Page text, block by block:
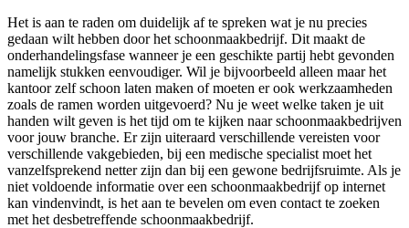
Het is aan te raden om duidelijk af te spreken wat je nu precies
gedaan wilt hebben door het schoonmaakbedrijf. Dit maakt de
onderhandelingsfase wanneer je een geschikte partij hebt gevonden
namelijk stukken eenvoudiger. Wil je bijvoorbeeld alleen maar het
kantoor zelf schoon laten maken of moeten er ook werkzaamheden
zoals de ramen worden uitgevoerd? Nu je weet welke taken je uit
handen wilt geven is het tijd om te kijken naar schoonmaakbedrijven
voor jouw branche. Er zijn uiteraard verschillende vereisten voor
verschillende vakgebieden, bij een medische specialist moet het
vanzelfsprekend netter zijn dan bij een gewone bedrijfsruimte. Als je
niet voldoende informatie over een schoonmaakbedrijf op internet
kan vindenvindt, is het aan te bevelen om even contact te zoeken
met het desbetreffende schoonmaakbedrijf.